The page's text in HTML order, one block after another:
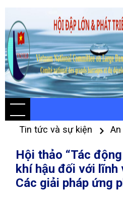
Tin tức và sự kiện
Hội thảo “Tác
khí hậu đối với lĩnh
Các giải pháp ứng